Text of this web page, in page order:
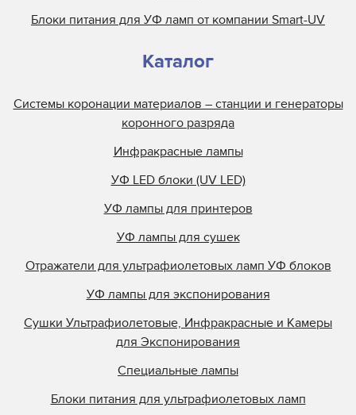
Блоки питания для УФ ламп от компании Smart-UV
Каталог
Системы коронации материалов – станции и генераторы
коронного разряда
Инфракрасные лампы
УФ LED блоки (UV LED)
УФ лампы для принтеров
УФ лампы для сушек
Отражатели для ультрафиолетовых ламп УФ блоков
УФ лампы для экспонирования
Сушки Ультрафиолетовые, Инфракрасные и Камеры
для Экспонирования
Специальные лампы
Блоки питания для ультрафиолетовых ламп